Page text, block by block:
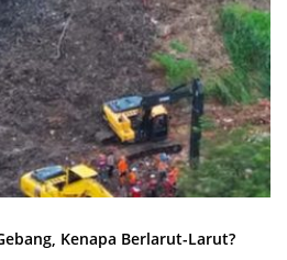
Kenapa Berlarut-Larut?